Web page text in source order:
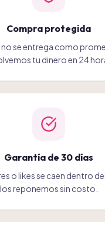
Compra protegida
no se entrega como
tu dinero en 24
Garantía de 30 días
o likes se caen dentro
los reponemos sin costo.